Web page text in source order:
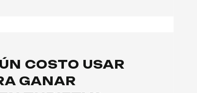
COSTO USAR
GANAR